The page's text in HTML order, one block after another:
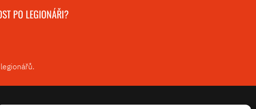
PO LEGIONÁŘI?